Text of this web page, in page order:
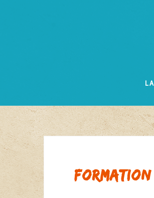
formation